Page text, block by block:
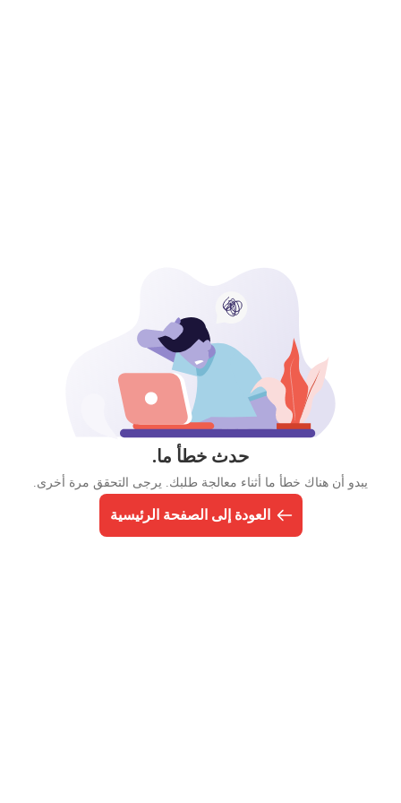
حدث خطأ ما.
يبدو أن هناك خطأ ما أثناء معالجة طلبك. يرجى التحقق مرة أخرى.
العودة إلى الصفحة الرئيسية